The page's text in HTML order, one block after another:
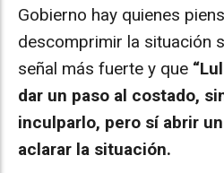
Gobierno hay quienes
descomprimir la situación
señal más fuerte y que
dar un paso al costado,
inculparlo, pero sí abrir
aclarar la situación.